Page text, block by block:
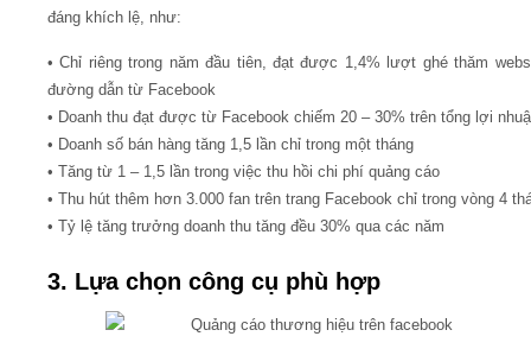
đáng khích lệ, như:
• Chỉ riêng trong năm đầu tiên, đạt được 1,4% lượt ghé thăm
đường dẫn từ Facebook
• Doanh thu đạt được từ Facebook chiếm 20 – 30% trên tổng lợi
• Doanh số bán hàng tăng 1,5 lần chỉ trong một tháng
• Tăng từ 1 – 1,5 lần trong việc thu hồi chi phí quảng cáo
• Thu hút thêm hơn 3.000 fan trên trang Facebook chỉ trong vòng 4
• Tỷ lệ tăng trưởng doanh thu tăng đều 30% qua các năm
3. Lựa chọn công cụ phù hợp